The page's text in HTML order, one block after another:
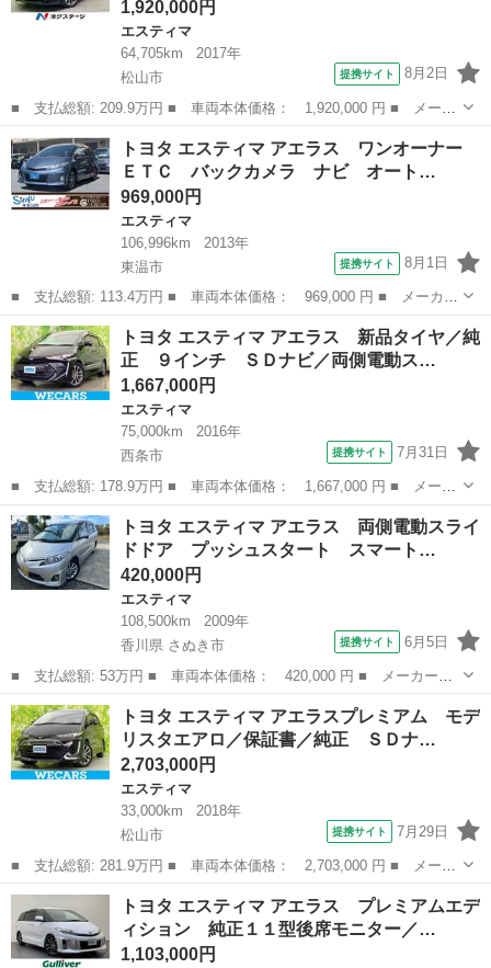
1,920,000円
エスティマ
64,705km
2017年
松山市
提携サイト 8月2日
■ 支払総額: 209.9万円 ■ 車両本体価格： 1,920,000 円 ■ メーカ
ー名： トヨタ ■ 車種名： エスティマ ■ グレード名： アエラ
ス プレミアム セーフティサポート ＳＤナビ フリップダウンモ
ニター ...
愛媛 松山市 エスティマ
トヨタ エスティマ アエラス ワンオーナー
ＥＴＣ バックカメラ ナビ オート…
969,000円
エスティマ
106,996km
2013年
東温市
提携サイト 8月1日
■ 支払総額: 113.4万円 ■ 車両本体価格： 969,000 円 ■ メーカー
名： トヨタ ■ 車種名： エスティマ ■ グレード名： アエラ
ス ワンオーナー ＥＴＣ バックカメラ ナビ オートクルーズコ
ントロール ...
愛媛 東温市 エスティマ
トヨタ エスティマ アエラス 新品タイヤ／純
正 ９インチ ＳＤナビ／両側電動ス…
1,667,000円
エスティマ
75,000km
2016年
西条市
提携サイト 7月31日
■ 支払総額: 178.9万円 ■ 車両本体価格： 1,667,000 円 ■ メーカ
ー名： トヨタ ■ 車種名： エスティマ ■ グレード名： アエラ
ス 新品タイヤ／純正 ９インチ ＳＤナビ／両側電動スライドドア
／ヘッド...
愛媛 西条市 エスティマ
トヨタ エスティマ アエラス 両側電動スライ
ドドア プッシュスタート スマート…
420,000円
エスティマ
108,500km
2009年
香川県 さぬき市
提携サイト 6月5日
■ 支払総額: 53万円 ■ 車両本体価格： 420,000 円 ■ メーカー
名： トヨタ ■ 車種名： エスティマ ■ グレード名： アエラ
ス 両側電動スライドドア プッシュスタート スマートキー フル
セグテレビ ＥＴＣ...
香川 さぬき市 エスティマ
トヨタ エスティマ アエラスプレミアム モデ
リスタエアロ／保証書／純正 ＳＤナ…
2,703,000円
エスティマ
33,000km
2018年
松山市
提携サイト 7月29日
■ 支払総額: 281.9万円 ■ 車両本体価格： 2,703,000 円 ■ メーカ
ー名： トヨタ ■ 車種名： エスティマ ■ グレード名： アエラ
スプレミアム モデリスタエアロ／保証書／純正 ＳＤナビ／トヨタ
セーフテ...
愛媛 松山市 エスティマ
トヨタ エスティマ アエラス プレミアムエデ
ィション 純正１１型後席モニター／…
1,103,000円